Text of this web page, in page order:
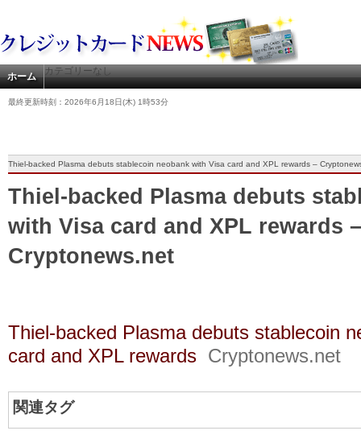
ホーム カテゴリーなし
最終更新時刻：2026年6月18日(木) 1時53分
Thiel-backed Plasma debuts stablecoin neobank with Visa card and XPL rewards –
Thiel-backed Plasma debuts
with Visa card and XPL rewards –
Cryptonews.net
Thiel-backed Plasma debuts stablecoin
card and XPL rewards Cryptonews.net
関連タグ